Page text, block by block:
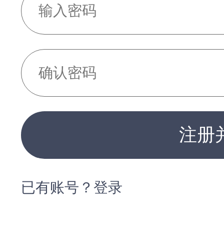
注册
已有账号？登录